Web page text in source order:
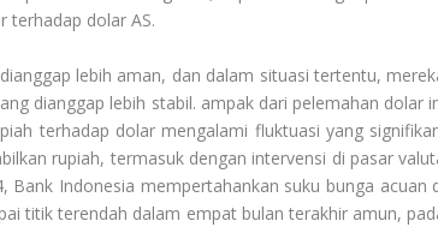
terhadap dolar AS.
lebih aman, dan dalam situasi tertentu,
dianggap lebih stabil. ampak dari pelemahan dolar
terhadap dolar mengalami fluktuasi yang
rupiah, termasuk dengan intervensi di pasar
Bank Indonesia mempertahankan suku bunga acuan
titik terendah dalam empat bulan terakhir amun,